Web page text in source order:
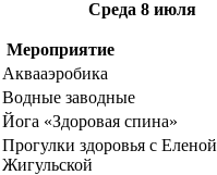
Среда 8 июля
Мероприятие
Аквааэробика
Водные заводные
Йога «Здоровая спина»
Прогулки здоровья с Еленой
Жигульской